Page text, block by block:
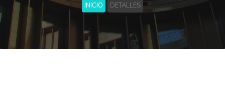
INICIO DETALLES